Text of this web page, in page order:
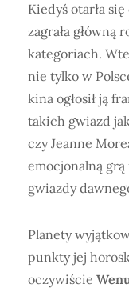
Kiedyś otarła
zagrała główną
kategoriach.
nie tylko w
kina ogłosił ją
takich gwiazd
czy Jeanne
emocjonalną
gwiazdy
Planety
punkty jej
oczywiście